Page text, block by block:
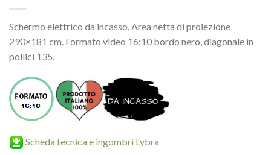
Schermo elettrico da incasso. Area netta di proiezione
290×181 cm. Formato video 16:10 bordo nero, diagonale in
pollici 135.
Scheda tecnica e ingombri Lybra